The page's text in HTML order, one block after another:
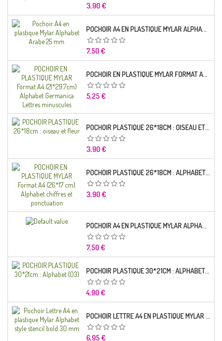
Prix
3,90 €
POCHOIR A4 EN PLASTIQUE MYLAR ALPHABET ARABE 25 MM
Prix
7,50 €
POCHOIR EN PLASTIQUE MYLAR FORMAT A4 (21*29.7CM) ALPHABET GERMANICA LETTRES MINUSCULES
Prix
5,25 €
POCHOIR PLASTIQUE 26*18CM : OISEAU ET FLEUR
Prix
3,90 €
POCHOIR PLASTIQUE 26*18CM : ALPHABET (03)
Prix
3,90 €
POCHOIR A4 EN PLASTIQUE MYLAR ALPHABET LETTRE TYPO CHARLEMAGNE 28 MM
Prix
7,50 €
POCHOIR PLASTIQUE 30*21CM : ALPHABET (03)
Prix
4,90 €
POCHOIR LETTRE A4 EN PLASTIQUE MYLAR ALPHABET STYLE STENCIL BOLD 30 MM
Prix
6,95 €